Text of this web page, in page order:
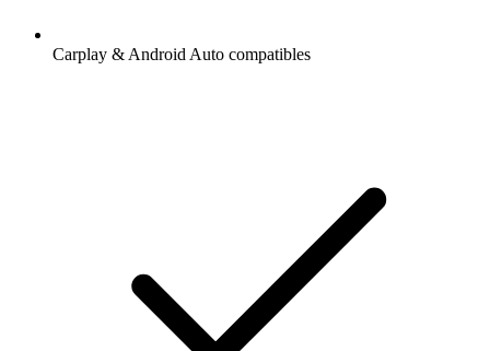
Carplay & Android Auto compatibles